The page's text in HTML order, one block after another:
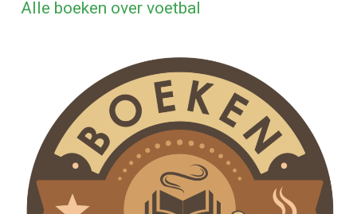
Alle boeken over voetbal